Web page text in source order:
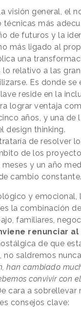
visión general, el
técnicas más
de futuros y la
más ligado al
una
lo relativo a las
Es donde se
reside en la
lograr ventaja
años, y una de
design thinking.
de resolver
de los
y un año
cambio
y emocional,
la combinación
familiares,
renunciar
de que
saldremos
han cambiado
convivir con
cara a sobrellevar
consejos clave: